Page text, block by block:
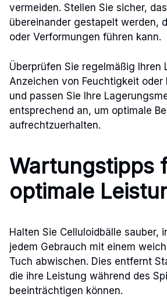
vermeiden. Stellen Sie sicher,
übereinander gestapelt werden,
oder Verformungen führen kann.
Überprüfen Sie regelmäßig Ihren
Anzeichen von Feuchtigkeit oder
und passen Sie Ihre
entsprechend an, um optimale
aufrechtzuerhalten.
Wartungstipps
optimale
Halten Sie Celluloidbälle sauber,
jedem Gebrauch mit einem
Tuch abwischen. Dies entfernt
die ihre Leistung während des
beeinträchtigen können.